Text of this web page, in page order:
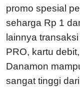
promo spesial
seharga Rp 1
lainnya
PRO, kartu
Danamon
sangat tinggi